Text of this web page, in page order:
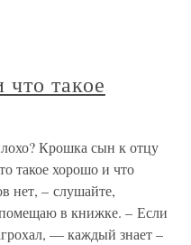
такое
Крошка сын к отцу
такое хорошо и что
нет, – слушайте,
в книжке. – Если
— каждый знает –